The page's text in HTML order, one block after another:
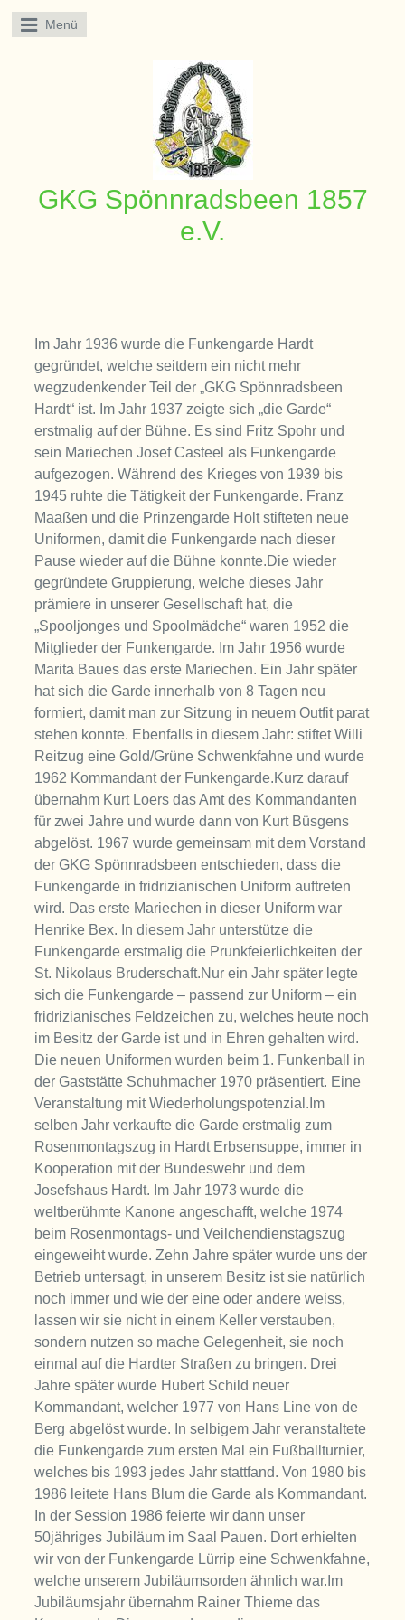
Menü
GKG Spönnradsbeen 1857
e.V.
Im Jahr 1936 wurde die Funkengarde Hardt
gegründet, welche seitdem ein nicht mehr
wegzudenkender Teil der „GKG Spönnradsbeen
Hardt“ ist. Im Jahr 1937 zeigte sich „die Garde“
erstmalig auf der Bühne. Es sind Fritz Spohr und
sein Mariechen Josef Casteel als Funkengarde
aufgezogen. Während des Krieges von 1939 bis
1945 ruhte die Tätigkeit der Funkengarde. Franz
Maaßen und die Prinzengarde Holt stifteten neue
Uniformen, damit die Funkengarde nach dieser
Pause wieder auf die Bühne konnte.Die wieder
gegründete Gruppierung, welche dieses Jahr
prämiere in unserer Gesellschaft hat, die
„Spooljonges und Spoolmädche“ waren 1952 die
Mitglieder der Funkengarde. Im Jahr 1956 wurde
Marita Baues das erste Mariechen. Ein Jahr später
hat sich die Garde innerhalb von 8 Tagen neu
formiert, damit man zur Sitzung in neuem Outfit parat
stehen konnte. Ebenfalls in diesem Jahr: stiftet Willi
Reitzug eine Gold/Grüne Schwenkfahne und wurde
1962 Kommandant der Funkengarde.Kurz darauf
übernahm Kurt Loers das Amt des Kommandanten
für zwei Jahre und wurde dann von Kurt Büsgens
abgelöst. 1967 wurde gemeinsam mit dem Vorstand
der GKG Spönnradsbeen entschieden, dass die
Funkengarde in fridrizianischen Uniform auftreten
wird. Das erste Mariechen in dieser Uniform war
Henrike Bex. In diesem Jahr unterstütze die
Funkengarde erstmalig die Prunkfeierlichkeiten der
St. Nikolaus Bruderschaft.Nur ein Jahr später legte
sich die Funkengarde – passend zur Uniform – ein
fridrizianisches Feldzeichen zu, welches heute noch
im Besitz der Garde ist und in Ehren gehalten wird.
Die neuen Uniformen wurden beim 1. Funkenball in
der Gaststätte Schuhmacher 1970 präsentiert. Eine
Veranstaltung mit Wiederholungspotenzial.Im
selben Jahr verkaufte die Garde erstmalig zum
Rosenmontagszug in Hardt Erbsensuppe, immer in
Kooperation mit der Bundeswehr und dem
Josefshaus Hardt. Im Jahr 1973 wurde die
weltberühmte Kanone angeschafft, welche 1974
beim Rosenmontags- und Veilchendienstagszug
eingeweiht wurde. Zehn Jahre später wurde uns der
Betrieb untersagt, in unserem Besitz ist sie natürlich
noch immer und wie der eine oder andere weiss,
lassen wir sie nicht in einem Keller verstauben,
sondern nutzen so mache Gelegenheit, sie noch
einmal auf die Hardter Straßen zu bringen. Drei
Jahre später wurde Hubert Schild neuer
Kommandant, welcher 1977 von Hans Line von de
Berg abgelöst wurde. In selbigem Jahr veranstaltete
die Funkengarde zum ersten Mal ein Fußballturnier,
welches bis 1993 jedes Jahr stattfand. Von 1980 bis
1986 leitete Hans Blum die Garde als Kommandant.
In der Session 1986 feierte wir dann unser
50jähriges Jubiläum im Saal Pauen. Dort erhielten
wir von der Funkengarde Lürrip eine Schwenkfahne,
welche unserem Jubiläumsorden ähnlich war.Im
Jubiläumsjahr übernahm Rainer Thieme das